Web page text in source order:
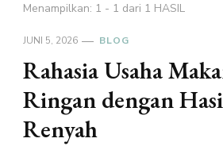
Menampilkan: 1 - 1 dari 1 HASIL
JUNI 5, 2026 BLOG
Rahasia Usaha
Ringan dengan
Renyah